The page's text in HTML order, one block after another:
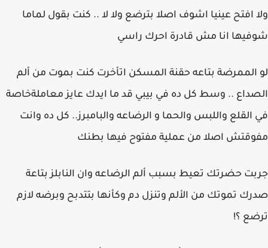
ولا افتح عينيا اشوف اصلا بترضع ولا لا .. كنت بقول لماما
شوفيها انا مش قادرة احرك راسي
لو الممرضة بتاعه حقنة المسكن اتأخرت كنت بموت من ألم
الصداع .. وسط كل ده في بيبي قد ما ايدك عايز معاملةخاصة
في القلع واللبس والحما و الرضاعه والبامبرز.. كل ده وانت
مفوقتش اصلا من عملية مفتوح فيها بطنك
جربت حضرتك تعيط بسبب ألم الرضاعه وان النابلز بتاعة
صدرك تموتك من الألم وتنزل دم وكأنها بتتدبح وبرضه لازم
ترضع ؟!